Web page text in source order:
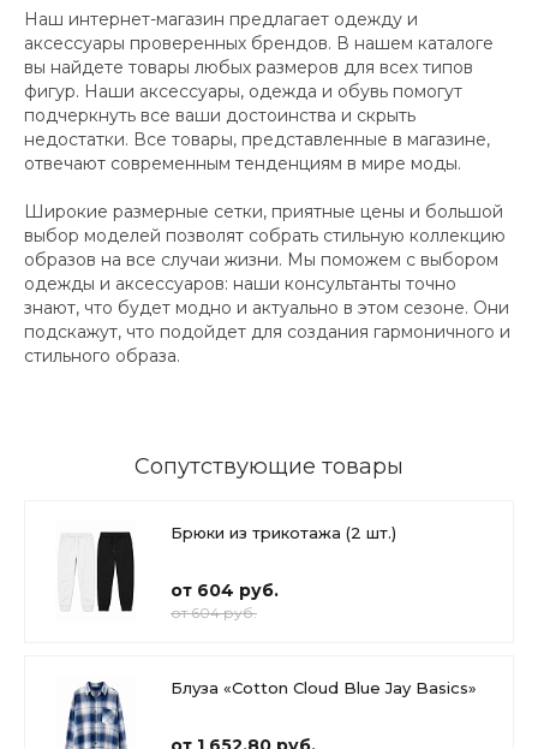
Наш интернет-магазин предлагает одежду и
аксессуары проверенных брендов. В нашем каталоге
вы найдете товары любых размеров для всех типов
фигур. Наши аксессуары, одежда и обувь помогут
подчеркнуть все ваши достоинства и скрыть
недостатки. Все товары, представленные в магазине,
отвечают современным тенденциям в мире моды.
Широкие размерные сетки, приятные цены и большой
выбор моделей позволят собрать стильную коллекцию
образов на все случаи жизни. Мы поможем с выбором
одежды и аксессуаров: наши консультанты точно
знают, что будет модно и актуально в этом сезоне. Они
подскажут, что подойдет для создания гармоничного и
стильного образа.
Сопутствующие товары
Брюки из трикотажа (2 шт.)
от 604 руб.
от 604 руб.
Блуза «Cotton Cloud Blue Jay Basics»